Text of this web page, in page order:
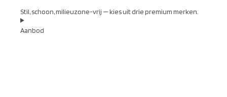
Stil, schoon, milieuzone-vrij — kies uit drie premium merken.
Aanbod